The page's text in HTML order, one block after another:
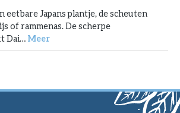
eetbare Japans plantje, de scheuten
of rammenas. De scherpe
Dai… Meer